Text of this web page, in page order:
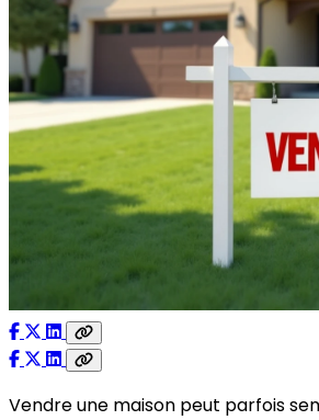
Vendre une maison peut parfois